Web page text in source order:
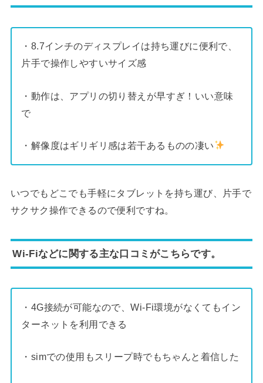
・8.7インチのディスプレイは持ち運びに便利で、
片手で操作しやすいサイズ感
・動作は、アプリの切り替えが早すぎ！いい意味
で
・解像度はギリギリ感は若干あるものの凄い
いつでもどこでも手軽にタブレットを持ち運び、片手で
サクサク操作できるので便利ですね。
Wi-Fiなどに関する主な口コミがこちらです。
・4G接続が可能なので、Wi-Fi環境がなくてもイン
ターネットを利用できる
・simでの使用もスリープ時でもちゃんと着信した